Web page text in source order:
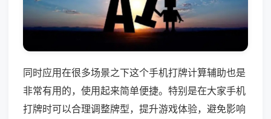
同时应用在很多场景之下这个手机打牌计算辅助也是
非常有用的，使用起来简单便捷。特别是在大家手机
打牌时可以合理调整牌型，提升游戏体验，避免影响